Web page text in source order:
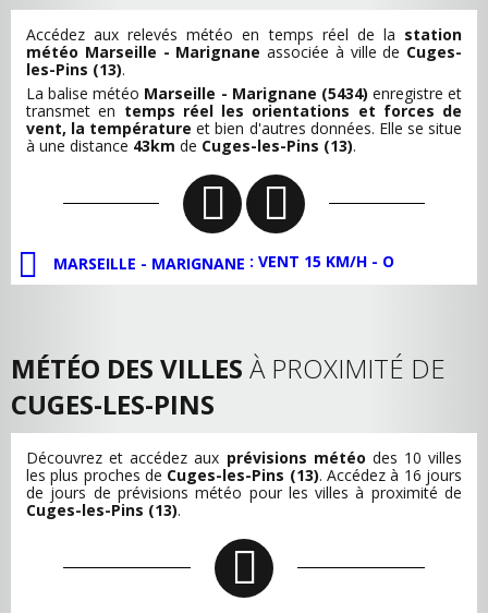
Accédez aux relevés météo en temps réel de la station
météo Marseille - Marignane associée à ville de Cuges-
les-Pins (13).
La balise météo Marseille - Marignane (5434) enregistre et
transmet en temps réel les orientations et forces de
vent, la température et bien d'autres données. Elle se situe
à une distance 43km de Cuges-les-Pins (13).
MARSEILLE - MARIGNANE : VENT 15 KM/H - O
MÉTÉO DES VILLES À PROXIMITÉ DE
CUGES-LES-PINS
Découvrez et accédez aux prévisions météo des 10 villes
les plus proches de Cuges-les-Pins (13). Accédez à 16 jours
de jours de prévisions météo pour les villes à proximité de
Cuges-les-Pins (13).